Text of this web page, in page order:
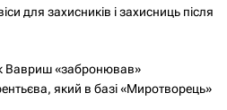
для захисників і захисниць після
Вавриш «забронював»
який в базі «Миротворець»